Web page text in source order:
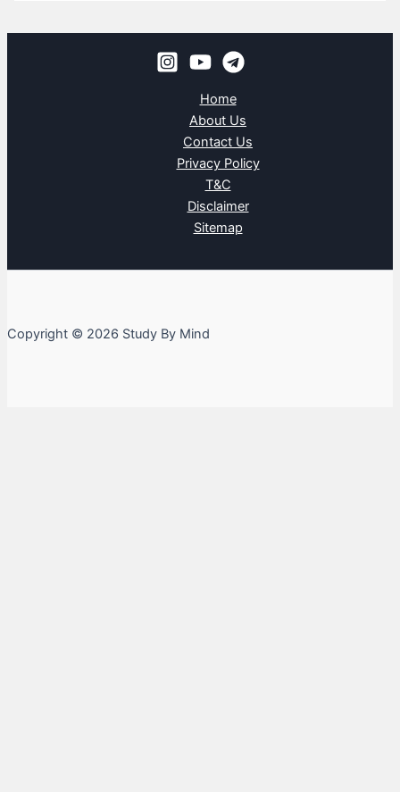
Home
About Us
Contact Us
Privacy Policy
T&C
Disclaimer
Sitemap
Copyright © 2026 Study By Mind